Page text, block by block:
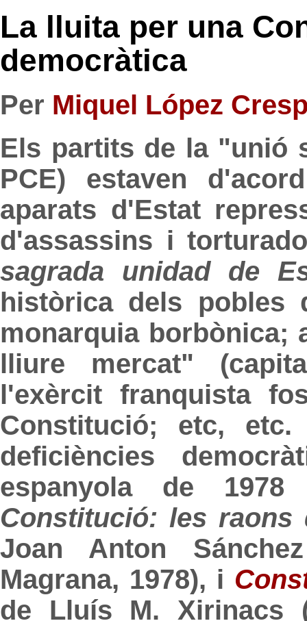
La lluita per una
democràtica
Per Miquel López
Els partits de la "unió
PCE) estaven
aparats d'Estat
d'assassins i
sagrada unidad de
històrica dels pobles
monarquia borbònica;
lliure mercat"
l'exèrcit franquista
Constitució; etc,
deficiències
espanyola de
Constitució: les raons
Joan Anton
Magrana, 1978), i
de Lluís M. Xirinacs